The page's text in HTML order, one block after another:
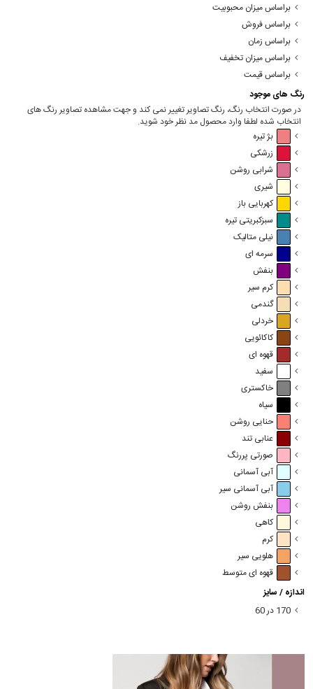
براساس میزان محبوبیت
براساس فروش
براساس زمان
براساس میزان تخفیف
براساس قیمت
رنگ های موجود
در صورت انتخاب رنگ، رنگ تصاویر تغییر نمی کند و جهت مشاهده تصاویر رنگ های
انتخاب شده لطفا وارد محصول مد نظر خود شوید.
بژ تیره
زرشکی
شرابی روشن
شیری
کهربایی باز
سبزکبریتی تیره
نیلی متالیک
سرمه ای
بنفش
کرم سیر
گندمی
خردلی
کاکائویی
قهوه ای
سفید
خاکستری
سیاه
حنایی روشن
عنابی تند
صورتی پررنگ
آبی آسمانی
آبی آسمانی سیر
بنفش روشن
کاهی
کرم
هلویی سیر
قهوه ای متوسط
اندازه / سایز
170 در 60